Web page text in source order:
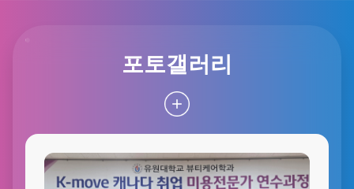
포토갤러리